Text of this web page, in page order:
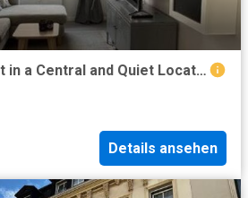
Beautiful Apartment in a Central and Quiet Location in Leipzig, Leipzig Amsterdam Apartments for Rent
Details ansehen